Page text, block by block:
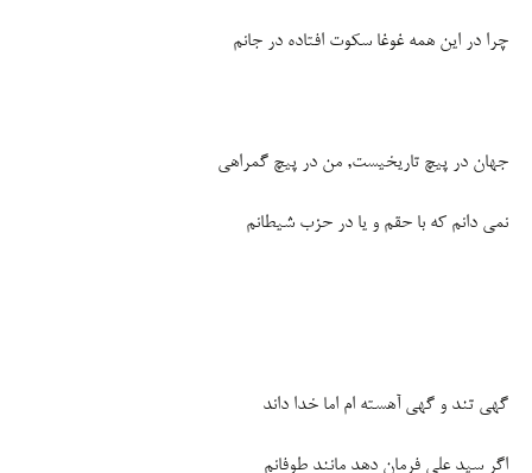
چرا در این همه غوغا سکوت افتاده در جانم
جهان در پیچ تاریخیست, من در پیچ گمراهی
نمی دانم که با حقم و یا در حزب شیطانم
گهی تند و گهی آهسته ام اما خدا داند
اگر سید علی فرمان دهد مانند طوفانم